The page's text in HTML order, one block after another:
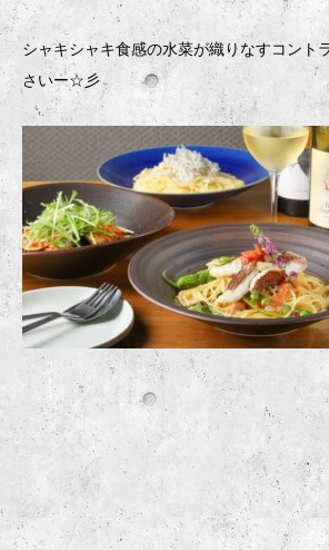
シャキシャキ食感の水菜が織りなすコント
さいー☆彡